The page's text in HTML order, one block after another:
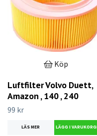
Köp
Luftfilter Volvo Duett,
Amazon , 140 , 240
99 kr
LÄS MER